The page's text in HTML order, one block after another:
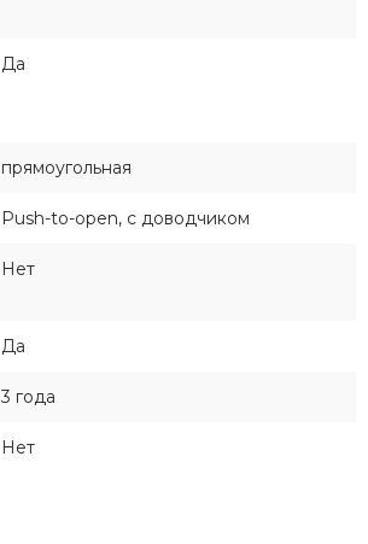
Да
прямоугольная
Push-to-open, с доводчиком
Нет
Да
3 года
Нет